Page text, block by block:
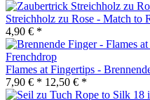
Streichholz zu Rose - Match to
4,90 € *
Flames at Fingertips -
7,90 € * 12,50 € *